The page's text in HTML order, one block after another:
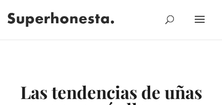
Las tendencias de uñas